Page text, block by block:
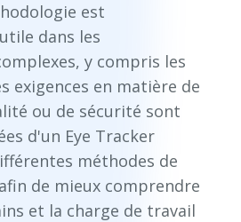
est
dans les
y compris les
exigences en matière de
ou de sécurité sont
d'un Eye Tracker
méthodes de
de mieux comprendre
et la charge de travail